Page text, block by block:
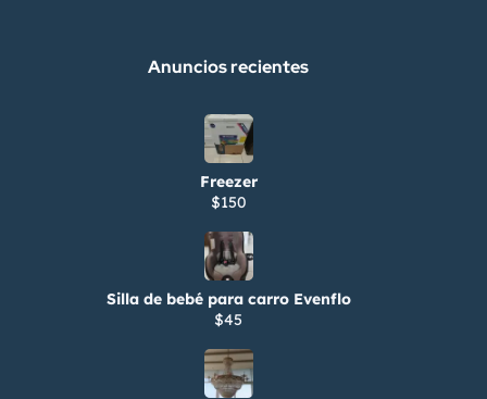
Anuncios recientes
Freezer
$150
Silla de bebé para carro Evenflo
$45